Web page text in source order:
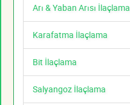
Arı & Yaban Arısı İlaçlama
Karafatma İlaçlama
Bit İlaçlama
Salyangoz İlaçlama